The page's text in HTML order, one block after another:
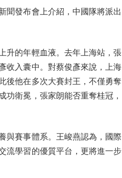
發布會上介紹，中國隊將派出
的年輕血液。去年上海站，張
收入囊中。對蔡俊彥來說，上海
後他在多次大賽封王，不僅勇奪
功衛冕，張家朗能否重奪桂冠，
賽事體系。王峻燕認為，國際
流學習的優質平台，更將進一步